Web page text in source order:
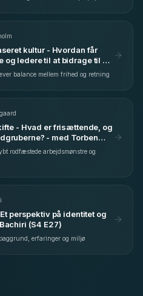
kultur - Hvordan får
og ledere til at bidrage til en
Marie Storkholm (S4
balance mellem frihed og retning
- Hvad er frisættende, og
- med Torben
rodfæstede arbejdsmønstre og
perspektiv på identitet og
(S4 E27)
erfaringer og miljø